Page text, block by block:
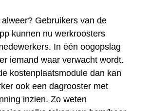
Gebruikers van de
kunnen nu werkroosters
In één oogopslag
iemand waar verwacht wordt.
kostenplaatsmodule dan kan
ook een dagrooster met
inzien. Zo weten